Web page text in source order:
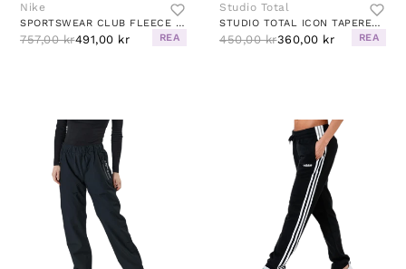
Nike
SPORTSWEAR CLUB FLEECE WOMEN'S MID-RISE PANTS DK GREY HEATHER/WHITE
757,00 kr491,00 kr REA
Studio Total
STUDIO TOTAL ICON TAPERED CHINO
450,00 kr360,00 kr REA